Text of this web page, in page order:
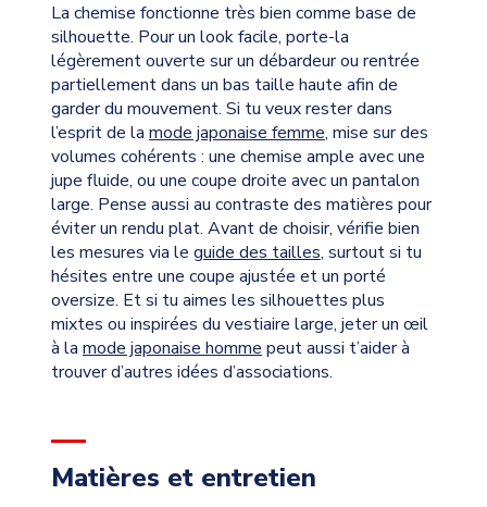
La chemise fonctionne très bien comme base de
silhouette. Pour un look facile, porte-la
légèrement ouverte sur un débardeur ou rentrée
partiellement dans un bas taille haute afin de
garder du mouvement. Si tu veux rester dans
l’esprit de lamode japonaise femme, mise sur des
volumes cohérents : une chemise ample avec une
jupe fluide, ou une coupe droite avec un pantalon
large. Pense aussi au contraste des matières pour
éviter un rendu plat. Avant de choisir, vérifie bien
les mesures via le guide des tailles, surtout si tu
hésites entre une coupe ajustée et un porté
oversize. Et si tu aimes les silhouettes plus
mixtes ou inspirées du vestiaire large, jeter un œil
à lamode japonaise hommepeut aussi t’aider à
trouver d’autres idées d’associations.
Matières et entretien